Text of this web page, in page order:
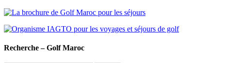
Recherche – Golf Maroc